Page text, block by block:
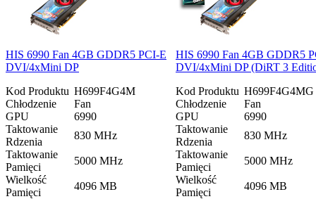
HIS 6990 Fan 4GB GDDR5 PCI-E
DVI/4xMini DP
Kod Produktu H699F4G4M
Chłodzenie
Fan
GPU
6990
Taktowanie
Rdzenia
830 MHz
Taktowanie
Pamięci
5000 MHz
Wielkość
Pamięci
4096 MB
HIS 6990 Fan 4GB GDDR5
DVI/4xMini DP (DiRT 3
Kod Produktu H699F4G4MG
Chłodzenie
Fan
GPU
6990
Taktowanie
Rdzenia
830 MHz
Taktowanie
Pamięci
5000 MHz
Wielkość
Pamięci
4096 MB